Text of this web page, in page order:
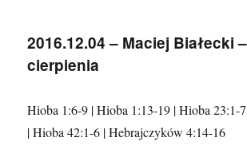
Gruchała
2016.12.04 – Maciej Białecki
cierpienia
Hioba 1:6-9 | Hioba 1:13-19 | Hioba 23:1-
| Hioba 42:1-6 | Hebrajczyków 4:14-16